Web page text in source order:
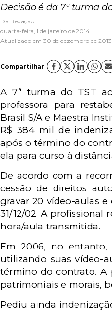
Decisão é da 7ª turma
Da Redação
quarta-feira, 1 de janeiro de 2014
Atualizado em 30 de dezembro de 2013
Compartilhar
A 7ª turma do TST
professora para
Brasil S/A e Maestra
R$ 384 mil de
após o término do
ela para curso à
De acordo com a
cessão de direitos
gravar 20 vídeo-aulas
31/12/02. A profissional
hora/aula transmitida.
Em 2006, no entanto,
utilizando suas vídeo-
término do contrato. A
patrimoniais e morais,
Pediu ainda